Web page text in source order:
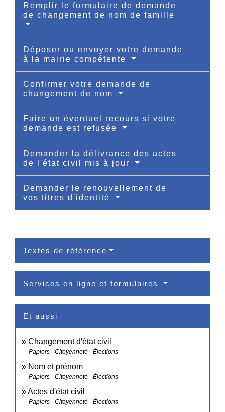
Remplir le formulaire de demande
de changement de nom de famille
Déposer ou envoyer votre demande
à la mairie compétente
Confirmer votre demande de
changement de nom
Faire un éventuel recours si votre
demande est refusée
Demander la délivrance des actes
de l'état civil mis à jour
Demander le renouvellement de
vos titres d'identité
Textes de référence
Services en ligne et formulaires
Et aussi
Changement d'état civil
Papiers - Citoyenneté - Élections
Nom et prénom
Papiers - Citoyenneté - Élections
Actes d'état civil
Papiers - Citoyenneté - Élections